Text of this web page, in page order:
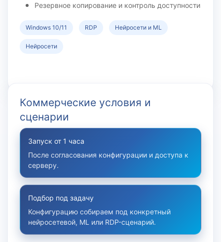
Резервное копирование и контроль доступности
Windows 10/11 RDP Нейросети и ML
Нейросети
Коммерческие условия и
сценарии
Запуск от 1 часа
После согласования конфигурации и доступа к
серверу.
Подбор под задачу
Конфигурацию собираем под конкретный
нейросетевой, ML или RDP-сценарий.